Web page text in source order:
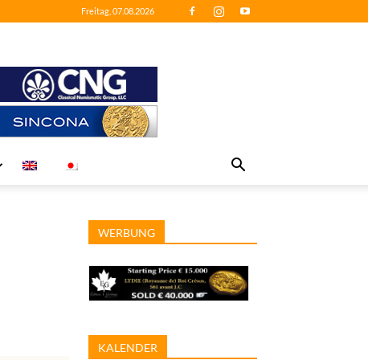
Freitag, 07.08.2026
WERBUNG
KALENDER